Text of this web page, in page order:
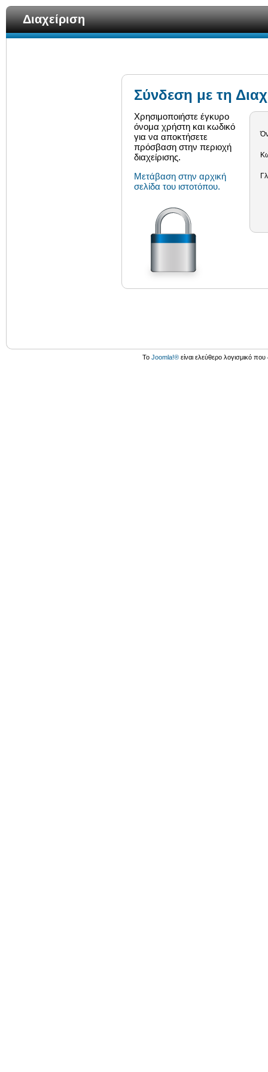
Διαχείριση
Σύνδεση με τη
Χρησιμοποιήστε έγκυρο
όνομα χρήστη και κωδικό
για να αποκτήσετε
πρόσβαση στην περιοχή
διαχείρισης.
Μετάβαση στην αρχική
σελίδα του ιστοτόπου.
Το Joomla!® είναι ελεύθερο λογισμικό